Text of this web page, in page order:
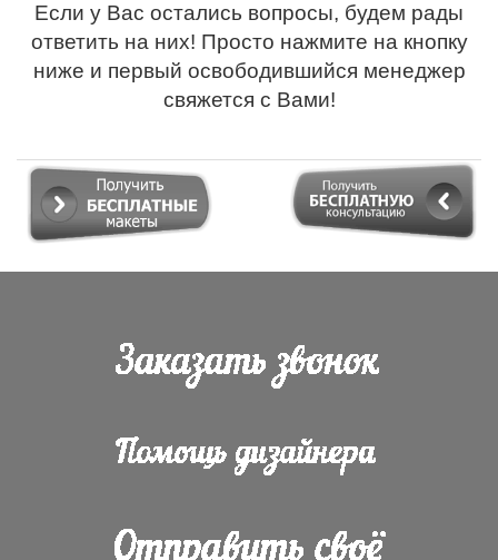
Если у Вас остались вопросы, будем рады
ответить на них! Просто нажмите на кнопку
ниже и первый освободившийся менеджер
свяжется с Вами!